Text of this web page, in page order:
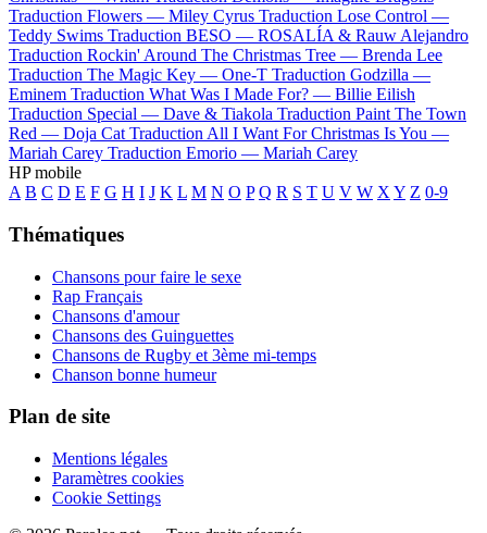
Traduction Flowers — Miley Cyrus Traduction Lose Control —
Teddy Swims Traduction BESO — ROSALÍA & Rauw Alejandro
Traduction Rockin' Around The Christmas Tree — Brenda Lee
Traduction The Magic Key — One-T Traduction Godzilla —
Eminem Traduction What Was I Made For? — Billie Eilish
Traduction Special — Dave & Tiakola Traduction Paint The Town
Red — Doja Cat Traduction All I Want For Christmas Is You —
Mariah Carey Traduction Emorio — Mariah Carey
HP mobile
A B C D E F G H I J K L M N O P Q R S T U V W X Y Z 0-9
Thématiques
Chansons pour faire le sexe
Rap Français
Chansons d'amour
Chansons des Guinguettes
Chansons de Rugby et 3ème mi-temps
Chanson bonne humeur
Plan de site
Mentions légales
Paramètres cookies
Cookie Settings